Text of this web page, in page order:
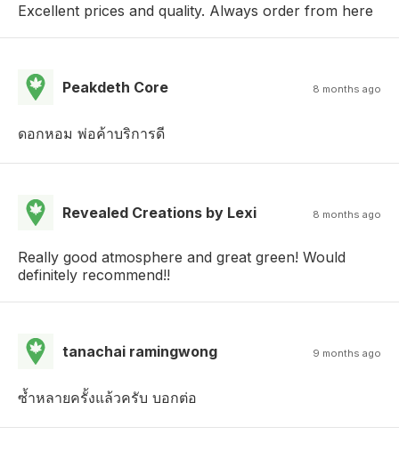
Excellent prices and quality. Always order from here
Peakdeth Core 8 months ago
ดอกหอม พ่อค้าบริการดี
Revealed Creations by Lexi 8 months ago
Really good atmosphere and great green! Would
definitely recommend!!
tanachai ramingwong 9 months ago
ซ้ำหลายครั้งแล้วครับ บอกต่อ